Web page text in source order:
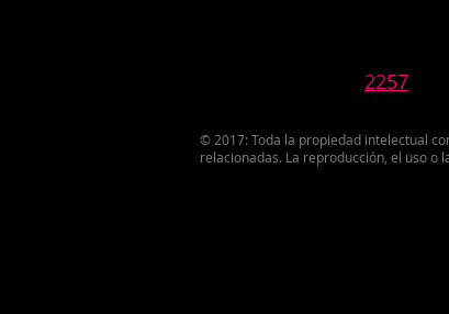
2257
© 2017: Toda la propiedad intelectual
relacionadas. La reproducción, el uso o